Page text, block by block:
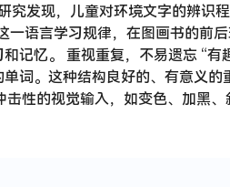
究发现，儿童对环境文字的辨识
一语言学习规律，在图画书的前
记忆。 重视重复，不易遗忘 “
词。这种结构良好的、有意义
击性的视觉输入，如变色、加黑